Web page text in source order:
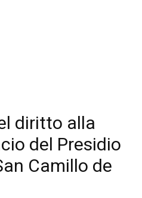
diritto alla
del Presidio
Camillo de